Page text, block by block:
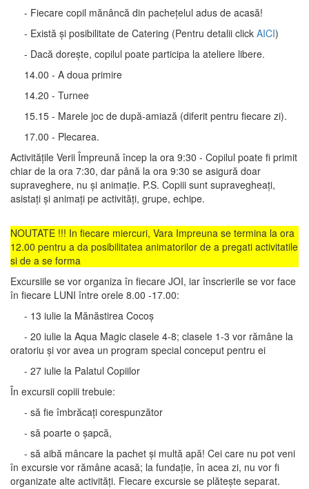
- Fiecare copil mănâncă din pachețelul adus de acasă!
- Există și posibilitate de Catering (Pentru detalii click AICI)
- Dacă dorește, copilul poate participa la ateliere libere.
14.00 - A doua primire
14.20 - Turnee
15.15 - Marele joc de după-amiază (diferit pentru fiecare zi).
17.00 - Plecarea.
Activitățile Verii Împreună încep la ora 9:30 - Copilul poate fi primit
chiar de la ora 7:30, dar până la ora 9:30 se asigură doar
supraveghere, nu și animație. P.S. Copiii sunt supravegheați,
asistați și animați pe activități, grupe, echipe.
NOUTATE !!! In fiecare miercuri, Vara Impreuna se termina la ora
12.00 pentru a da posibilitatea animatorilor de a pregati activitatile
si de a se forma
Excursiile se vor organiza în fiecare JOI, iar înscrierile se vor face
în fiecare LUNI între orele 8.00 -17.00:
- 13 iulie la Mănăstirea Cocoș
- 20 iulie la Aqua Magic clasele 4-8; clasele 1-3 vor rămâne la
oratoriu și vor avea un program special conceput pentru ei
- 27 iulie la Palatul Copiilor
În excursii copiii trebuie:
- să fie îmbrăcați corespunzător
- să poarte o șapcă,
- să aibă mâncare la pachet și multă apă! Cei care nu pot veni
în excursie vor rămâne acasă; la fundație, în acea zi, nu vor fi
organizate alte activități. Fiecare excursie se plătește separat.